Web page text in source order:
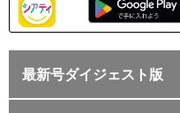
最新号ダイジェスト版